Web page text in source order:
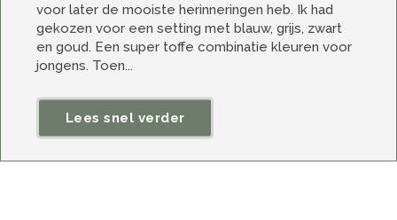
voor later de mooiste herinneringen heb. Ik had
gekozen voor een setting met blauw, grijs, zwart
en goud. Een super toffe combinatie kleuren voor
jongens. Toen...
Lees snel verder